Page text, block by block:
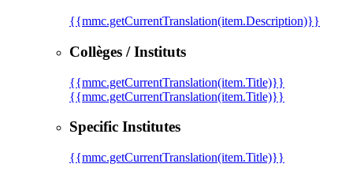
{{mmc.getCurrentTranslation(item.Description)}}
Collèges / Instituts
{{mmc.getCurrentTranslation(item.Title)}}
{{mmc.getCurrentTranslation(item.Title)}}
Specific Institutes
{{mmc.getCurrentTranslation(item.Title)}}